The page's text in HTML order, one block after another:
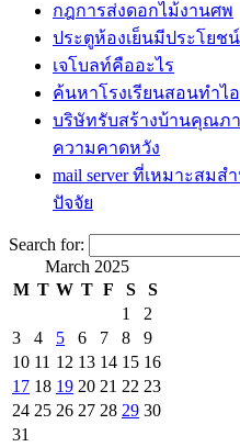
กฎการส่งดอกไม้งานศพ
ประตูห้องเย็นมีประโยช
เจโบลท์คืออะไร
ค้นหาโรงเรียนสอนทำไ
บริษัทรับสร้างบ้านคุณภ
ความคาดหวัง
mail server ที่เหมาะสม
ปัจจัย
Search for:
March 2025
M T W T F S
S
1
2
3
4 5 6 7 8
9
10 11 12 13 14 15 16
17 18 19 20 21 22 23
24 25 26 27 28 29 30
31